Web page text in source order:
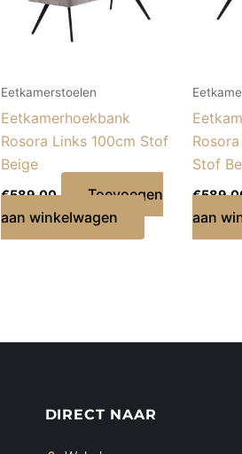
Eetkamerstoelen
Eetkamerhoekbank
Rosora Links 100cm Stof
Beige
€589,00
Toevoegen
aan winkelwagen
Stof
€
aan
DIRECT NAAR